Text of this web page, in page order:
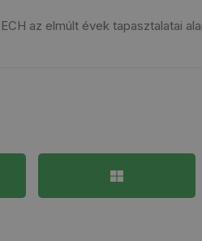
az elmúlt évek tapasztalatai